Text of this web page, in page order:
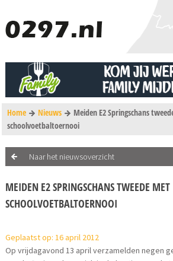
Home Nieuws
Meiden E2 Springschans
schoolvoetbaltoernooi
Naar het nieuwsoverzicht
MEIDEN E2 SPRINGSCHANS TWEEDE MET
SCHOOLVOETBALTOERNOOI
Geplaatst op: 16 april 2012
Op vrijdagavond 13 april verzamelden negen